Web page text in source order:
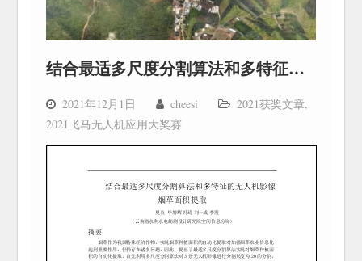
结合最适多尺度分割算法和多特征的无人机影像烟草面积提取
2021年12月1日 cheesi 2021获奖文章,
2021飞马无人机应用大奖赛